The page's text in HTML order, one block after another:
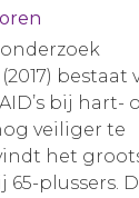
bestaat
bij hart-
veiliger te
het
plussers.